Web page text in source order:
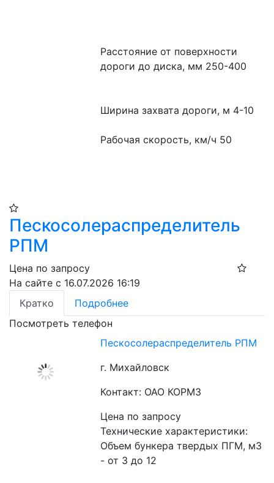
Расстояние от поверхности
дороги до диска, мм 250-400
Ширина захвата дороги, м 4-10
Рабочая скорость, км/ч 50
Пескосолераспределитель
РПМ
Цена по запросу
На сайте с 16.07.2026 16:19
Кратко
Подробнее
Посмотреть телефон
Пескосолераспределитель РПМ
г. Михайловск
Контакт: ОАО КОРМЗ
Цена по запросу
Технические характеристики:
Объем бункера твердых ПГМ, м3
- от 3 до 12